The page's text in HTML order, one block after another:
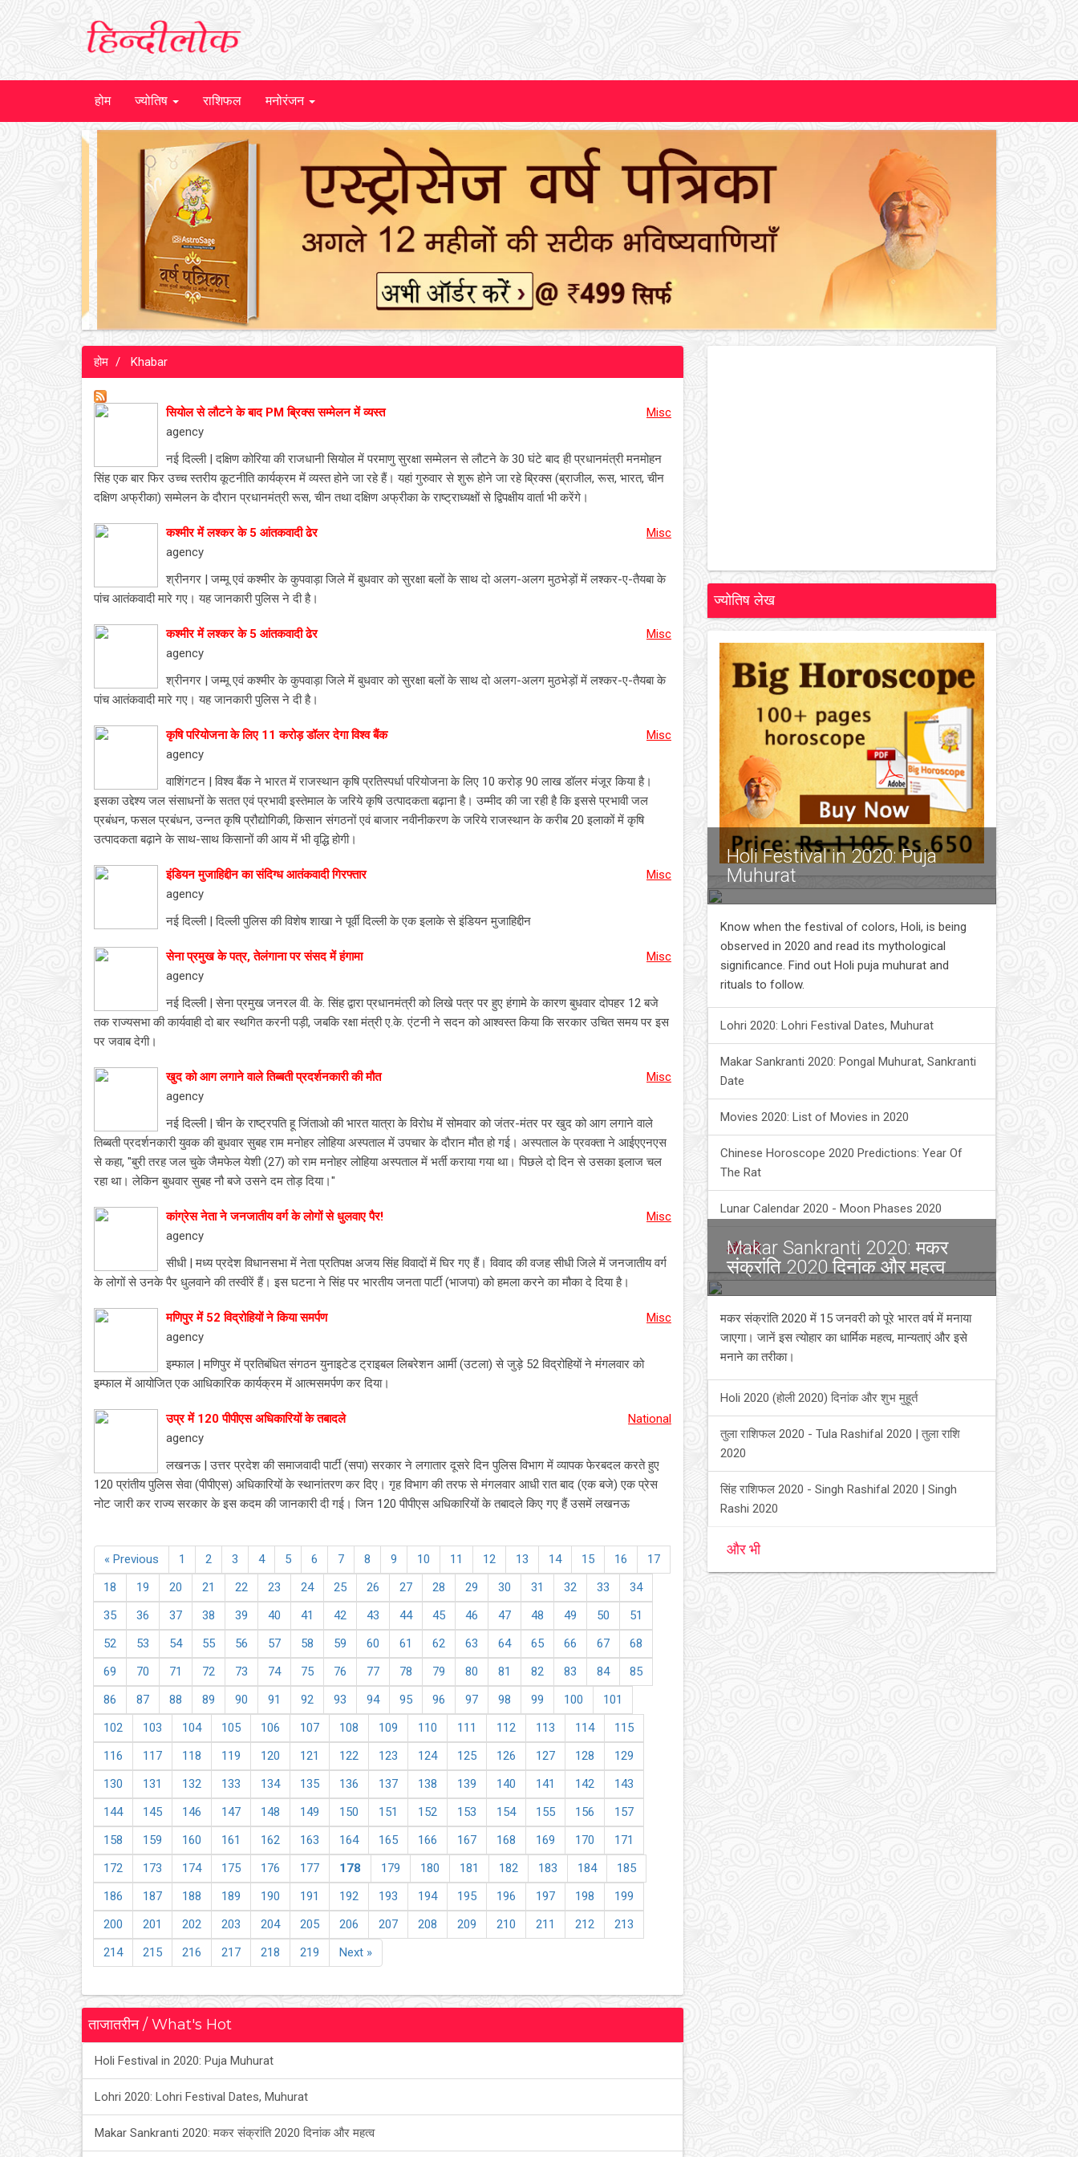
होम ज्योतिष राशिफल मनोरंजन
होम Khabar
सियोल से लौटने के बाद PM ब्रिक्स सम्मेलन में व्यस्त
Misc
agency
नई दिल्ली | दक्षिण कोरिया की राजधानी सियोल में परमाणु सुरक्षा सम्मेलन से लौटने के 30 घंटे बाद ही प्रधानमंत्री मनमोहन
सिंह एक बार फिर उच्च स्तरीय कूटनीति कार्यक्रम में व्यस्त होने जा रहे हैं। यहां गुरुवार से शुरू होने जा रहे ब्रिक्स (ब्राजील, रूस, भारत, चीन
दक्षिण अफ्रीका) सम्मेलन के दौरान प्रधानमंत्री रूस, चीन तथा दक्षिण अफ्रीका के राष्ट्राध्यक्षों से द्विपक्षीय वार्ता भी करेंगे।
कश्मीर में लश्कर के 5 आंतकवादी ढेर
Misc
agency
श्रीनगर | जम्मू एवं कश्मीर के कुपवाड़ा जिले में बुधवार को सुरक्षा बलों के साथ दो अलग-अलग मुठभेड़ों में लश्कर-ए-तैयबा के
पांच आतंकवादी मारे गए। यह जानकारी पुलिस ने दी है।
कश्मीर में लश्कर के 5 आंतकवादी ढेर
Misc
agency
श्रीनगर | जम्मू एवं कश्मीर के कुपवाड़ा जिले में बुधवार को सुरक्षा बलों के साथ दो अलग-अलग मुठभेड़ों में लश्कर-ए-तैयबा के
पांच आतंकवादी मारे गए। यह जानकारी पुलिस ने दी है।
कृषि परियोजना के लिए 11 करोड़ डॉलर देगा विश्व बैंक
Misc
agency
वाशिंगटन | विश्व बैंक ने भारत में राजस्थान कृषि प्रतिस्पर्धा परियोजना के लिए 10 करोड़ 90 लाख डॉलर मंजूर किया है।
इसका उद्देश्य जल संसाधनों के सतत एवं प्रभावी इस्तेमाल के जरिये कृषि उत्पादकता बढ़ाना है। उम्मीद की जा रही है कि इससे प्रभावी जल
प्रबंधन, फसल प्रबंधन, उन्नत कृषि प्रौद्योगिकी, किसान संगठनों एवं बाजार नवीनीकरण के जरिये राजस्थान के करीब 20 इलाकों में कृषि
उत्पादकता बढ़ाने के साथ-साथ किसानों की आय में भी वृद्धि होगी।
इंडियन मुजाहिद्दीन का संदिग्ध आतंकवादी गिरफ्तार
Misc
agency
नई दिल्ली | दिल्ली पुलिस की विशेष शाखा ने पूर्वी दिल्ली के एक इलाके से इंडियन मुजाहिद्दीन
सेना प्रमुख के पत्र, तेलंगाना पर संसद में हंगामा
Misc
agency
नई दिल्ली | सेना प्रमुख जनरल वी. के. सिंह द्वारा प्रधानमंत्री को लिखे पत्र पर हुए हंगामे के कारण बुधवार दोपहर 12 बजे
तक राज्यसभा की कार्यवाही दो बार स्थगित करनी पड़ी, जबकि रक्षा मंत्री ए.के. एंटनी ने सदन को आश्वस्त किया कि सरकार उचित समय पर इस
पर जवाब देगी।
खुद को आग लगाने वाले तिब्बती प्रदर्शनकारी की मौत
Misc
agency
नई दिल्ली | चीन के राष्ट्रपति हू जिंताओ की भारत यात्रा के विरोध में सोमवार को जंतर-मंतर पर खुद को आग लगाने वाले
तिब्बती प्रदर्शनकारी युवक की बुधवार सुबह राम मनोहर लोहिया अस्पताल में उपचार के दौरान मौत हो गई। अस्पताल के प्रवक्ता ने आईएएनएस
से कहा, "बुरी तरह जल चुके जैमफेल येशी (27) को राम मनोहर लोहिया अस्पताल में भर्ती कराया गया था। पिछले दो दिन से उसका इलाज चल
रहा था। लेकिन बुधवार सुबह नौ बजे उसने दम तोड़ दिया।"
कांग्रेस नेता ने जनजातीय वर्ग के लोगों से धुलवाए पैर!
Misc
agency
सीधी | मध्य प्रदेश विधानसभा में नेता प्रतिपक्ष अजय सिंह विवादों में घिर गए हैं। विवाद की वजह सीधी जिले में जनजातीय वर्ग
के लोगों से उनके पैर धुलवाने की तस्वीरें हैं। इस घटना ने सिंह पर भारतीय जनता पार्टी (भाजपा) को हमला करने का मौका दे दिया है।
मणिपुर में 52 विद्रोहियों ने किया समर्पण
Misc
agency
इम्फाल | मणिपुर में प्रतिबंधित संगठन युनाइटेड ट्राइबल लिबरेशन आर्मी (उटला) से जुड़े 52 विद्रोहियों ने मंगलवार को
इम्फाल में आयोजित एक आधिकारिक कार्यक्रम में आत्मसमर्पण कर दिया।
उप्र में 120 पीपीएस अधिकारियों के तबादले
National
agency
लखनऊ | उत्तर प्रदेश की समाजवादी पार्टी (सपा) सरकार ने लगातार दूसरे दिन पुलिस विभाग में व्यापक फेरबदल करते हुए
120 प्रांतीय पुलिस सेवा (पीपीएस) अधिकारियों के स्थानांतरण कर दिए। गृह विभाग की तरफ से मंगलवार आधी रात बाद (एक बजे) एक प्रेस
नोट जारी कर राज्य सरकार के इस कदम की जानकारी दी गई। जिन 120 पीपीएस अधिकारियों के तबादले किए गए हैं उसमें लखनऊ
« Previous 1 2 3 4 5 6 7 8 9 10 11 12 13 14 15 16
17
18
19 20 21 22 23 24 25 26 27 28 29 30 31 32 33
34
35
36 37 38 39 40 41 42 43 44 45 46 47 48 49 50
51
52
53 54 55 56 57 58 59 60 61 62 63 64 65 66 67
68
69
70 71 72 73 74 75 76 77 78 79 80 81 82 83 84
85
86
87 88 89 90 91 92 93 94 95 96 97 98 99 100
101
102
103 104 105 106 107 108 109 110 111 112 113 114
115
116
117 118 119 120 121 122 123 124 125 126 127 128
129
130
131 132 133 134 135 136 137 138 139 140 141 142
143
144
145 146 147 148 149 150 151 152 153 154 155 156
157
158
159 160 161 162 163 164 165 166 167 168 169 170
171
172
173 174 175 176 177 178 179 180 181 182 183 184
185
186
187 188 189 190 191 192 193 194 195 196 197 198
199
200
201 202 203 204 205 206 207 208 209 210 211 212
213
214
215 216 217 218 219 Next »
ताजातरीन / What's Hot
Holi Festival in 2020: Puja Muhurat
Lohri 2020: Lohri Festival Dates, Muhurat
Makar Sankranti 2020: मकर संक्रांति 2020 दिनांक और महत्व
ज्योतिष लेख
Holi Festival in 2020: Puja
Muhurat
Know when the festival of colors, Holi, is being
observed in 2020 and read its mythological
significance. Find out Holi puja muhurat and
rituals to follow.
Lohri 2020: Lohri Festival Dates, Muhurat
Makar Sankranti 2020: Pongal Muhurat, Sankranti
Date
Movies 2020: List of Movies in 2020
Chinese Horoscope 2020 Predictions: Year Of
The Rat
Lunar Calendar 2020 - Moon Phases 2020
और भी
Makar Sankranti 2020: मकर
संक्रांति 2020 दिनांक और महत्व
मकर संक्रांति 2020 में 15 जनवरी को पूरे भारत वर्ष में मनाया
जाएगा। जानें इस त्योहार का धार्मिक महत्व, मान्यताएं और इसे
मनाने का तरीका।
Holi 2020 (होली 2020) दिनांक और शुभ मुहूर्त
तुला राशिफल 2020 - Tula Rashifal 2020 | तुला राशि
2020
सिंह राशिफल 2020 - Singh Rashifal 2020 | Singh
Rashi 2020
और भी